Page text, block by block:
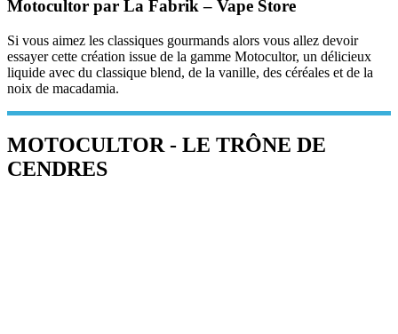
Motocultor par La Fabrik – Vape Store
Si vous aimez les classiques gourmands alors vous allez devoir
essayer cette création issue de la gamme Motocultor, un délicieux
liquide avec du classique blend, de la vanille, des céréales et de la
noix de macadamia.
MOTOCULTOR - LE TRÔNE DE
CENDRES